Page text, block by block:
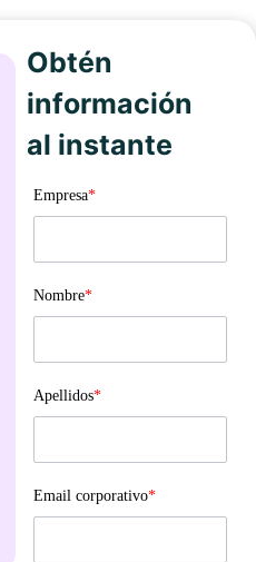
Obtén
información
al instante
Empresa*
Nombre*
Apellidos*
Email corporativo*